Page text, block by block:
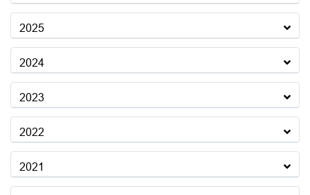
2025
2024
2023
2022
2021